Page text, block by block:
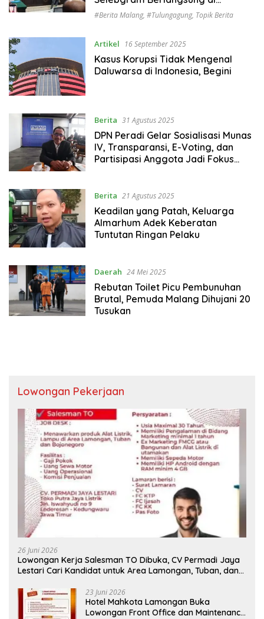
Pengadilan
#berita Malang, #Tulungagung, Topik Berita
Artikel 16 September 2025
Kasus Korupsi Tidak Mengenal
Daluwarsa di Indonesia, Begini
Berita 31 Agustus 2025
DPN Peradi Gelar Sosialisasi Munas
IV, Transparansi, E-Voting, dan
Partisipasi Anggota Jadi Fokus
Berita 21 Agustus 2025
Keadilan yang Patah, Keluarga
Almarhum Adek Keberatan
Tuntutan Ringan Pelaku
Daerah 24 Mei 2025
Rebutan Toilet Picu Pembunuhan
Brutal, Pemuda Malang Dihujani 20
Tusukan
Lowongan Pekerjaan
26 Juni 2026
Lowongan Kerja Salesman TO Dibuka, CV Permadi Jaya
Lestari Cari Kandidat untuk Area Lamongan, Tuban, dan
23 Juni 2026
Hotel Mahkota Lamongan Buka
Lowongan Front Office dan Maintenance